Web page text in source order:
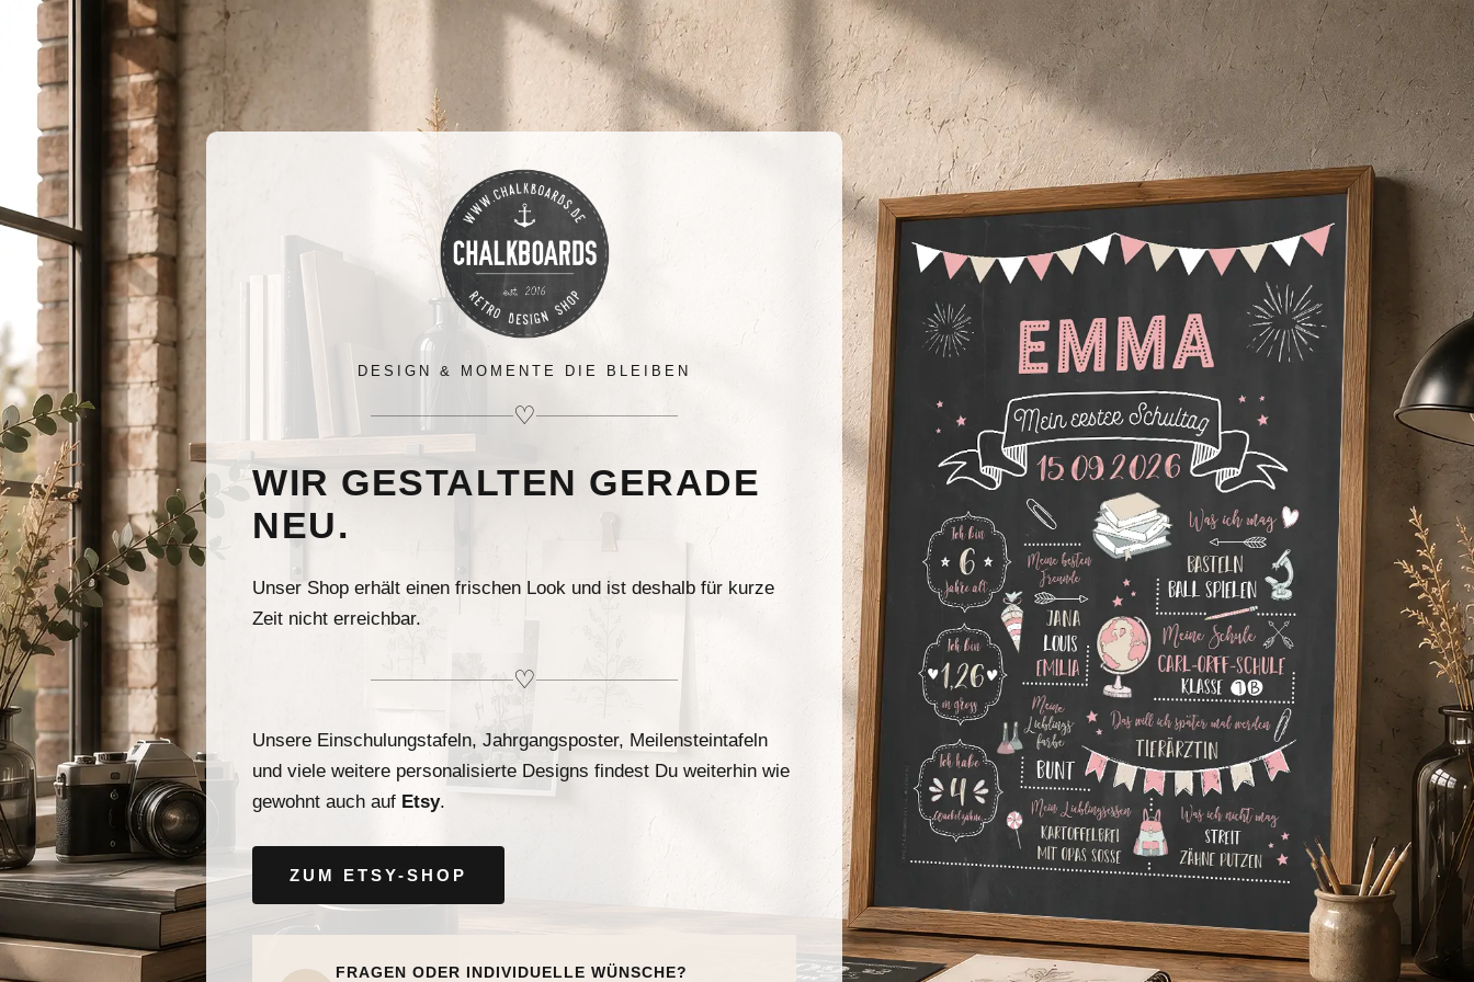
DESIGN & MOMENTE DIE BLEIBEN
♡
WIR GESTALTEN GERADE
NEU.
Unser Shop erhält einen frischen Look und ist deshalb für kurze
Zeit nicht erreichbar.
♡
Unsere Einschulungstafeln, Jahrgangsposter, Meilensteintafeln
und viele weitere personalisierte Designs findest Du weiterhin wie
gewohnt auch auf Etsy.
ZUM ETSY-SHOP
FRAGEN ODER INDIVIDUELLE WÜNSCHE?